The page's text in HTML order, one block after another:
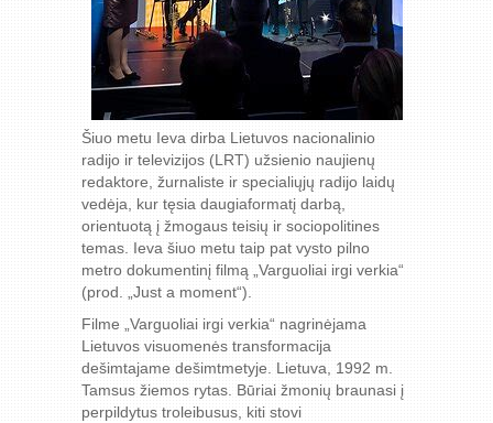
Šiuo metu Ieva dirba Lietuvos nacionalinio
radijo ir televizijos (LRT) užsienio naujienų
redaktore, žurnaliste ir specialiųjų radijo laidų
vedėja, kur tęsia daugiaformatį darbą,
orientuotą į žmogaus teisių ir sociopolitines
temas. Ieva šiuo metu taip pat vysto pilno
metro dokumentinį filmą „Varguoliai irgi verkia“
(prod. „Just a moment“).
Filme „Varguoliai irgi verkia“ nagrinėjama
Lietuvos visuomenės transformacija
dešimtajame dešimtmetyje. Lietuva, 1992 m.
Tamsus žiemos rytas. Būriai žmonių braunasi į
perpildytus troleibusus, kiti stovi